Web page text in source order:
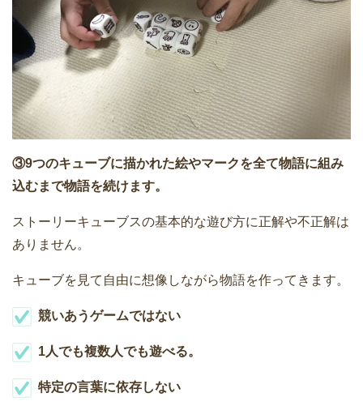
③9つのキューブに描かれた絵やマークを全て物語に組み
込むまで物語を続けます。
ストーリーキューブスの基本的な遊び方に正解や不正解は
ありません。
キューブを見て自由に想像しながら物語を作ってきます。
競いあうゲームではない
1人でも複数人でも遊べる。
特定の言葉に依存しない